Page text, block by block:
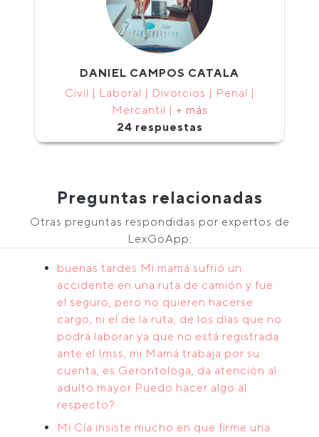
DANIEL CAMPOS CATALA
Civil | Laboral | Divorcios | Penal |
Mercantil | + más
24 respuestas
Preguntas relacionadas
Otras preguntas respondidas por expertos de
LexGoApp:
buenas tardes Mi mamá sufrió un
accidente en una ruta de camión y fue
el seguro, pero no quieren hacerse
cargo, ni el de la ruta, de los días que no
podrá laborar ya que no está registrada
ante el Imss, mi Mamá trabaja por su
cuenta, es Gerontologa, da atención al
adulto mayor Puedo hacer algo al
respecto?
Mi Cía insiste mucho en que firme una